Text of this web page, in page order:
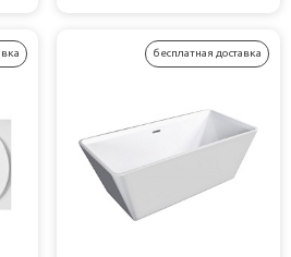
бесплатная доставка